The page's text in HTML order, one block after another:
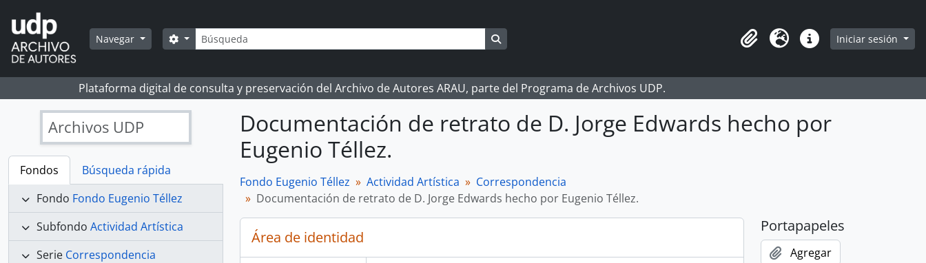
Skip to main content
Navegar Búsqueda
Search options
Portapapeles
Idioma Enlaces rápidos
Iniciar sesión
Plataforma digital de consulta y preservación del Archivo de Autores ARAU, parte del Programa de Archivos UDP.
Archivos UDP
Fondos
Búsqueda rápida
Fondo Fondo Eugenio Téllez
Subfondo Actividad Artística
Serie Correspondencia
Documentación de retrato de D. Jorge Edwards hecho por
Eugenio Téllez.
Fondo Eugenio Téllez Actividad Artística
Correspondencia
Documentación de retrato de D. Jorge Edwards hecho por Eugenio Téllez.
Área de identidad
Portapapeles
Agregar